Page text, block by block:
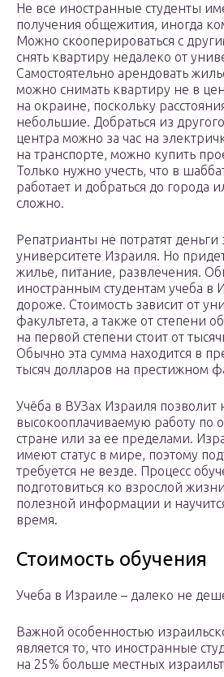
Не все иностранные студенты
получения общежития, иногда
Можно скооперироваться с
снять квартиру недалеко от
Самостоятельно арендовать
можно снимать квартиру не в
на окраине, поскольку
небольшие. Добраться из
центра можно за час на
на транспорте, можно купить
Только нужно учесть, что в
работает и добраться до города
сложно.
Репатрианты не потратят деньги
университете Израиля. Но
жилье, питание, развлечения.
иностранным студентам учеба в
дороже. Стоимость зависит от
факультета, а также от степени
на первой степени стоит от
Обычно эта сумма находится в
тысяч долларов на престижном
Учёба в ВУЗах Израиля позволит
высокооплачиваемую работу по
стране или за ее пределами.
имеют статус в мире, поэтому
требуется не везде. Процесс
подготовиться ко взрослой
полезной информации и
время.
Стоимость обучения
Учеба в Израиле – далеко не
Важной особенностью
является то, что иностранные
на 25% больше местных